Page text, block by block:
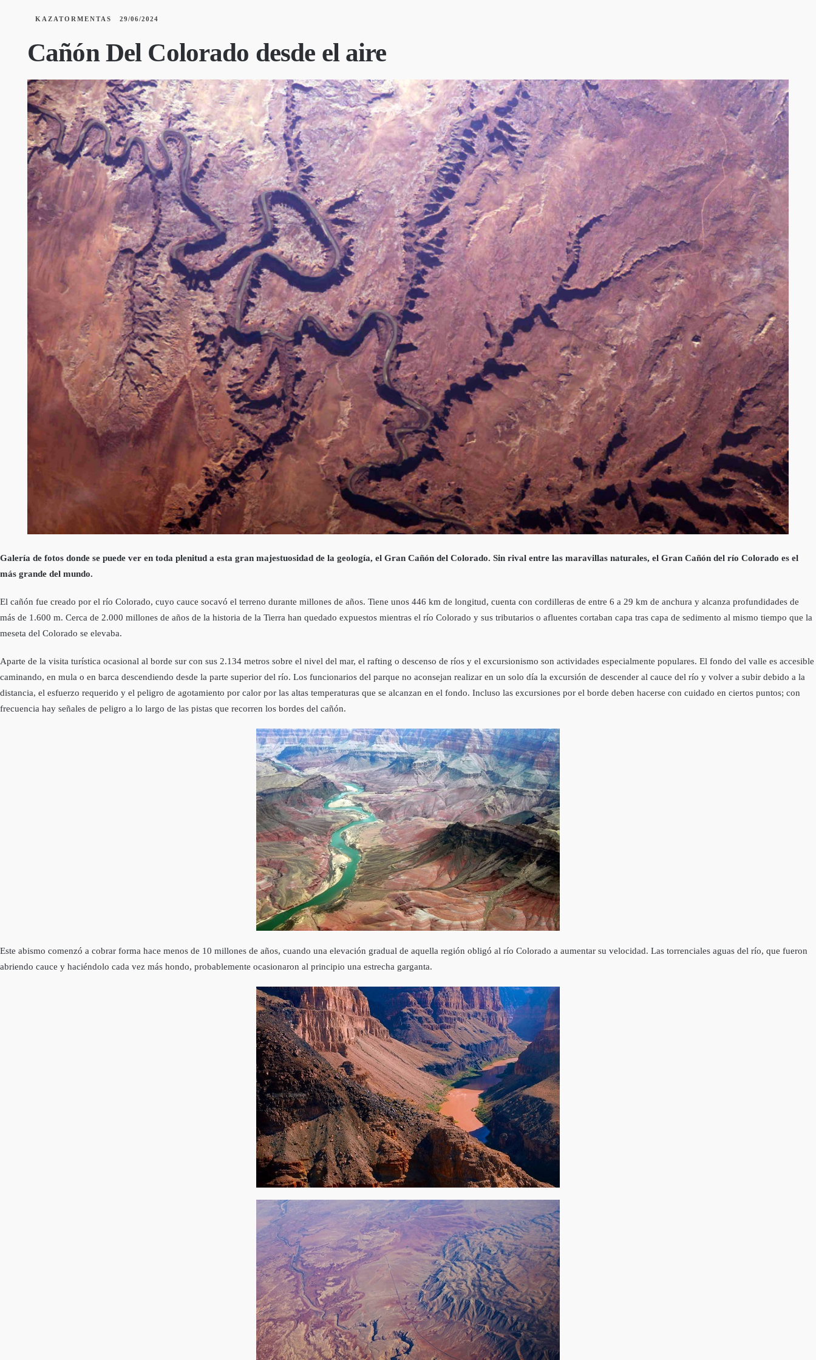
KAZATORMENTAS 29/06/2024
Cañón Del Colorado desde el aire
Galería de fotos donde se puede ver en toda plenitud a esta gran majestuosidad de la geología, el Gran Cañón del Colorado. Sin rival entre las maravillas naturales, el Gran Cañón del río Colorado es el
más grande del mundo.
El cañón fue creado por el río Colorado, cuyo cauce socavó el terreno durante millones de años. Tiene unos 446 km de longitud, cuenta con cordilleras de entre 6 a 29 km de anchura y alcanza profundidades de
más de 1.600 m. Cerca de 2.000 millones de años de la historia de la Tierra han quedado expuestos mientras el río Colorado y sus tributarios o afluentes cortaban capa tras capa de sedimento al mismo tiempo que la
meseta del Colorado se elevaba.
Aparte de la visita turística ocasional al borde sur con sus 2.134 metros sobre el nivel del mar, el rafting o descenso de ríos y el excursionismo son actividades especialmente populares. El fondo del valle es accesible
caminando, en mula o en barca descendiendo desde la parte superior del río. Los funcionarios del parque no aconsejan realizar en un solo día la excursión de descender al cauce del río y volver a subir debido a la
distancia, el esfuerzo requerido y el peligro de agotamiento por calor por las altas temperaturas que se alcanzan en el fondo. Incluso las excursiones por el borde deben hacerse con cuidado en ciertos puntos; con
frecuencia hay señales de peligro a lo largo de las pistas que recorren los bordes del cañón.
Este abismo comenzó a cobrar forma hace menos de 10 millones de años, cuando una elevación gradual de aquella región obligó al río Colorado a aumentar su velocidad. Las torrenciales aguas del río, que fueron
abriendo cauce y haciéndolo cada vez más hondo, probablemente ocasionaron al principio una estrecha garganta.